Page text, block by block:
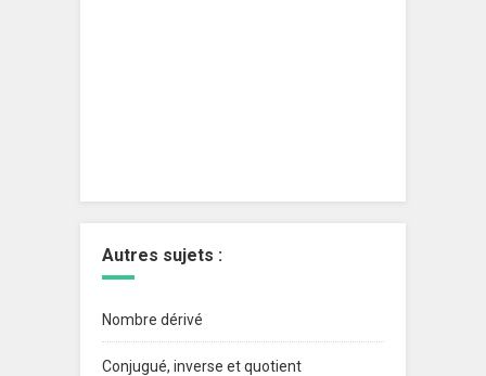
Autres sujets :
Nombre dérivé
Conjugué, inverse et quotient